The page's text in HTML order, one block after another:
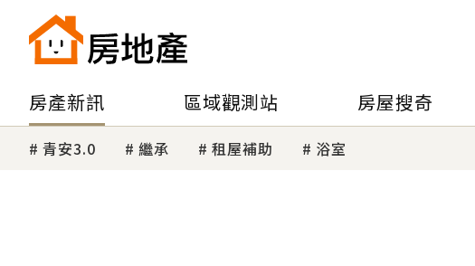
房產新訊 區域觀測站 房屋搜奇
青安3.0 繼承 租屋補助 浴室